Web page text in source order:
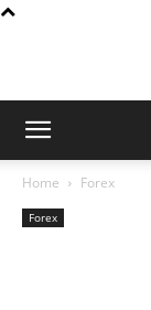
Home Forex
Forex